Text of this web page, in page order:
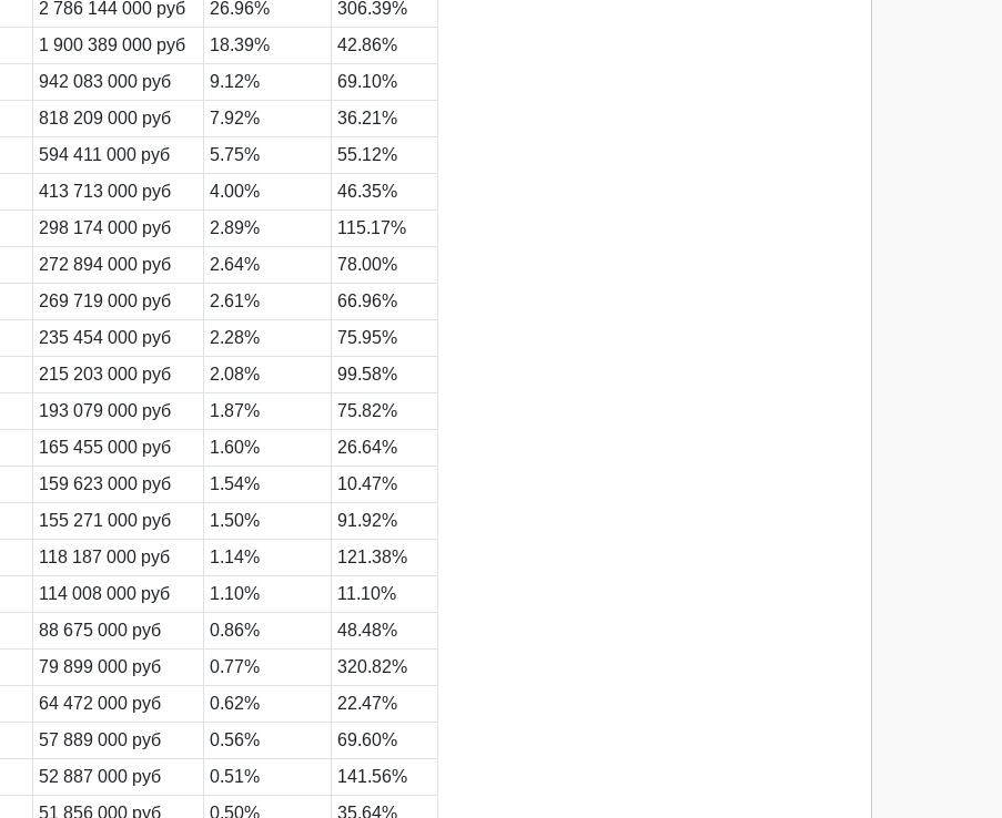
2 786 144 000 руб 26.96%
306.39%
1 900 389 000 руб 18.39%
42.86%
942 083 000 руб 9.12%
69.10%
818 209 000 руб 7.92%
36.21%
594 411 000 руб 5.75%
55.12%
413 713 000 руб 4.00%
46.35%
298 174 000 руб 2.89%
115.17%
272 894 000 руб 2.64%
78.00%
269 719 000 руб 2.61%
66.96%
235 454 000 руб 2.28%
75.95%
215 203 000 руб 2.08%
99.58%
193 079 000 руб 1.87%
75.82%
165 455 000 руб 1.60%
26.64%
159 623 000 руб 1.54%
10.47%
155 271 000 руб 1.50%
91.92%
118 187 000 руб 1.14%
121.38%
114 008 000 руб 1.10%
11.10%
88 675 000 руб 0.86%
48.48%
79 899 000 руб 0.77%
320.82%
64 472 000 руб 0.62%
22.47%
57 889 000 руб 0.56%
69.60%
52 887 000 руб 0.51%
141.56%
51 856 000 руб 0.50% 35.64%